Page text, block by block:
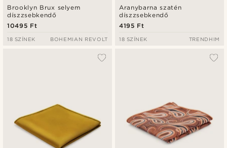
Brooklyn Brux selyem
díszzsebkendő
10495 Ft
18 SZÍNEK BOHEMIAN REVOLT
Aranybarna szatén
díszzsebkendő
4195 Ft
18 SZÍNEK TRENDHIM